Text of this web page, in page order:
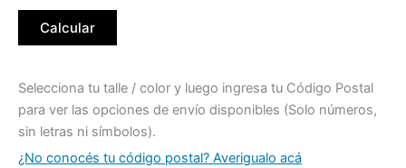
Calcular
Selecciona tu talle / color y luego ingresa tu Código Postal
para ver las opciones de envío disponibles (Solo números,
sin letras ni símbolos).
¿No conocés tu código postal? Averigualo acá